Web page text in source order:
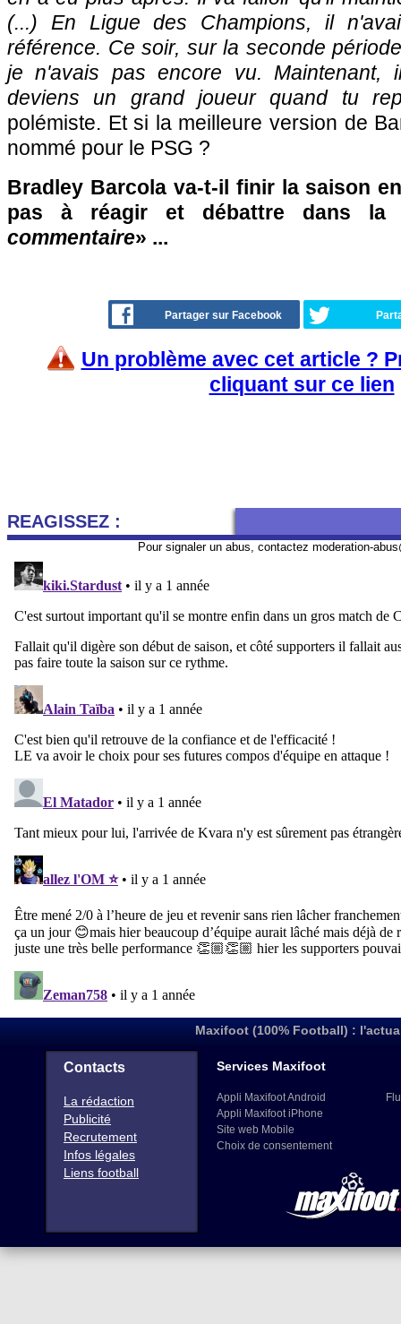
(...) En Ligue des Champions, il
référence. Ce soir, sur la seconde
je n'avais pas encore vu. Maintenant,
deviens un grand joueur quand tu
polémiste. Et si la meilleure version de
nommé pour le PSG ?
Bradley Barcola va-t-il finir la saison
pas à réagir et débattre dans la
commentaire» ...
Partager sur Facebook
Un problème avec cet article ?
cliquant sur ce lien
REAGISSEZ :
Pour signaler un abus, contactez moderation-
Maxifoot (100% Football) :
Contacts
La rédaction
Publicité
Recrutement
Infos légales
Liens football
Services Maxifoot
Appli Maxifoot Android
Appli Maxifoot iPhone
Site web Mobile
Choix de consentement